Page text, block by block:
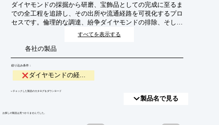
ダイヤモンドの採掘から研磨、宝飾品としての完成に至るま
での全工程を追跡し、その出所や流通経路を可視化するプロ
セスです。倫理的な調達、紛争ダイヤモンドの排除、そして
サプライチェーン全体の透明性を確保することを目的として
すべてを表示する
各社の製品
絞り込み条件：
ダイヤモンドの経...
​▼チェックした製品のカタログをダウンロード
製品名で見る
​お探しの製品は見つかりませんでした。